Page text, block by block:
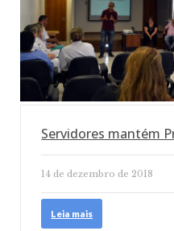
Servidores mantém
14 de dezembro de 2018
Leia mais